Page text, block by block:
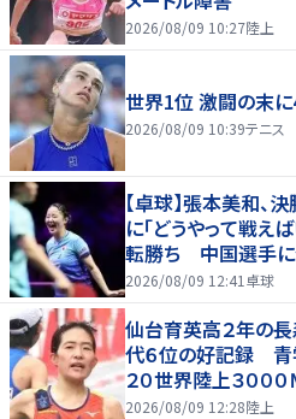
2026/08/09 10:27陸上
世界1位 激闘の末
2026/08/09 10:39テニス
【卓球】張本美和、
に「どうやって戦え
転勝ち 中国選手に
ピオンズ横浜
2026/08/09 12:41 卓球
仙台育英高２年の
代６位の好記録 青
２０世界陸上３０００
2026/08/09 12:28陸上